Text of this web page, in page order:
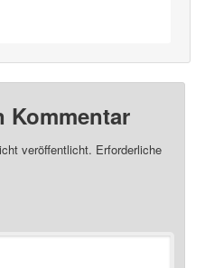
Kommentar
veröffentlicht. Erforderliche